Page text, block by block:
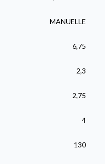
MANUELLE
6,75
2,3
2,75
4
130